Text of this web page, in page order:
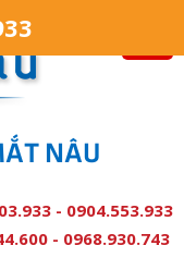
NÂU
- 0904.553.933
- 0968.930.743